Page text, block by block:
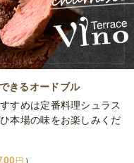
4,000円/人
食べ比べ ラグジュアリープ
5,000円 /人
きるオードブル
すめは定番料理シュラス
本場の味をお楽しみくだ
円